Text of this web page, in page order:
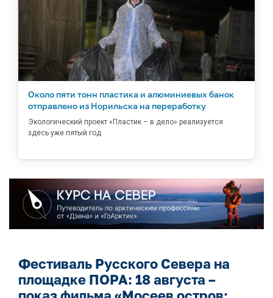
Около пяти тонн пластика и алюминиевых банок
отправлено из Норильска на переработку
Экологический проект «Пластик – в дело» реализуется
здесь уже пятый год
Фестиваль Русского Севера на
площадке ПОРА: 18 августа –